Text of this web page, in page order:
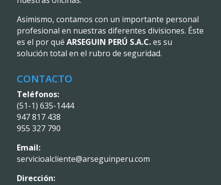
Asimismo, contamos con un importante personal
profesional en nuestras diferentes divisiones. Éste
es el por qué ARSEGUIN PERÚ S.A.C.es su
solución total en el rubro de seguridad.
CONTACTO
Teléfonos:
(51-1) 635-1444
947 817 438
955 327 790
Email:
servicioalcliente@arseguinperu.com
Dirección: